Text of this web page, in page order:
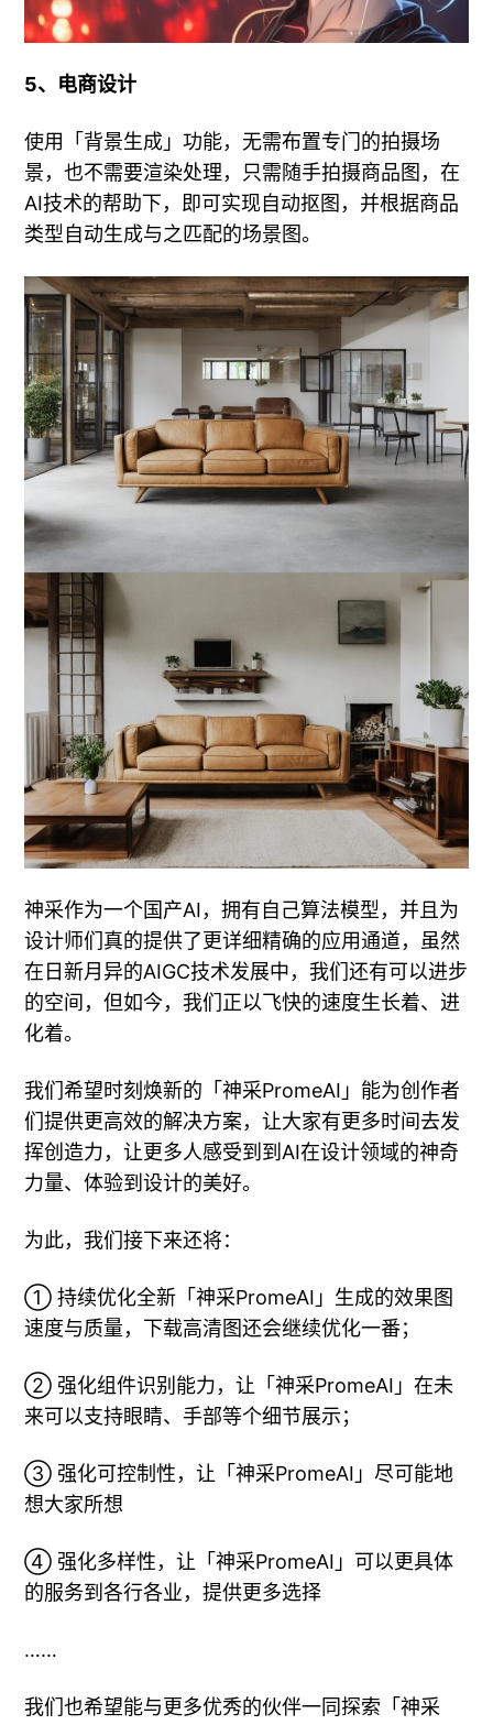
5、电商设计
使用「背景生成」功能，无需布置专门的拍摄场
景，也不需要渲染处理，只需随手拍摄商品图，在
AI技术的帮助下，即可实现自动抠图，并根据商品
类型自动生成与之匹配的场景图。
神采作为一个国产AI，拥有自己算法模型，并且为
设计师们真的提供了更详细精确的应用通道，虽然
在日新月异的AIGC技术发展中，我们还有可以进步
的空间，但如今，我们正以飞快的速度生长着、进
化着。
我们希望时刻焕新的「神采PromeAI」能为创作者
们提供更高效的解决方案，让大家有更多时间去发
挥创造力，让更多人感受到到AI在设计领域的神奇
力量、体验到设计的美好。
为此，我们接下来还将：
① 持续优化全新「神采PromeAI」生成的效果图
速度与质量，下载高清图还会继续优化一番；
② 强化组件识别能力，让「神采PromeAI」在未
来可以支持眼睛、手部等个细节展示；
③ 强化可控制性，让「神采PromeAI」尽可能地
想大家所想
④ 强化多样性，让「神采PromeAI」可以更具体
的服务到各行各业，提供更多选择
……
我们也希望能与更多优秀的伙伴一同探索「神采